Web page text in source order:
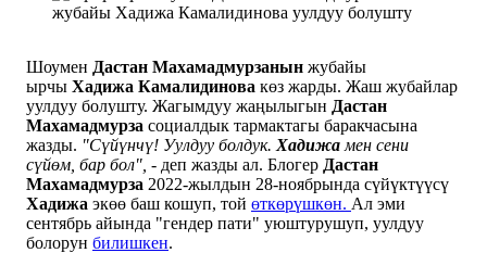
Шоумен Дастан Махамадмурзанын жубайы
ырчы Хадижа Камалидинова көз жарды. Жаш жубайлар
уулдуу болушту. Жагымдуу жаңылыгын Дастан
Махамадмурза социалдык тармактагы баракчасына
жазды. "Сүйүнчү! Уулдуу болдук. Хадижа мен сени
сүйөм, бар бол", - деп жазды ал. Блогер Дастан
Махамадмурза 2022-жылдын 28-ноябрында сүйүктүүсү
Хадижа экөө баш кошуп, той өткөрүшкөн. Ал эми
сентябрь айында "гендер пати" уюштурушуп, уулдуу
болорун билишкен.